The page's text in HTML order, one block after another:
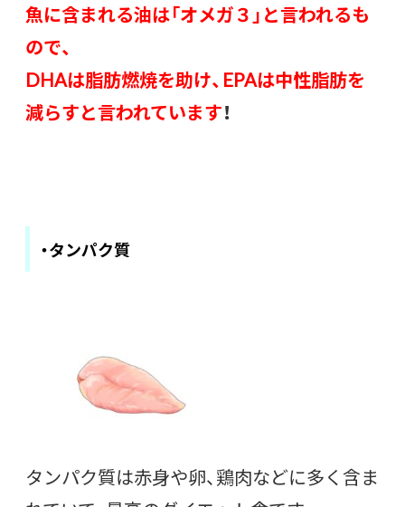
魚に含まれる油は「オメガ３」と言われるも
ので、
DHAは脂肪燃焼を助け、EPAは中性脂肪を
減らすと言われています！
・タンパク質
タンパク質は赤身や卵、鶏肉などに多く含ま